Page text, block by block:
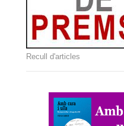
Recull d'articles